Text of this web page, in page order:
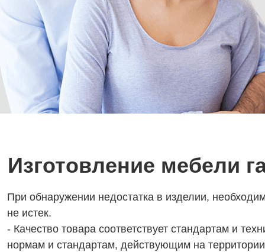
Изготовление мебели
При обнаружении недостатка в изделии,
не истек.
- Качество товара соответствует стандартам и
нормам и стандартам, действующим на